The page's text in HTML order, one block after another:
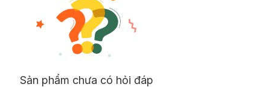
Sản phẩm chưa có hỏi đáp